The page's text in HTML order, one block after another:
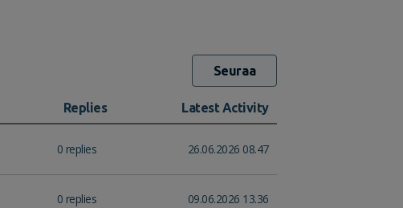
Seuraa
Replies Latest Activity
0 replies 26.06.2026 08.47
0 replies 09.06.2026 13.36